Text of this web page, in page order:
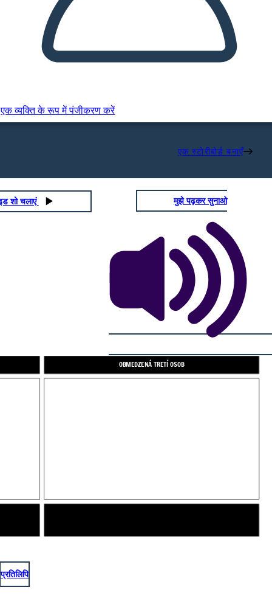
एक व्यक्ति के रूप में पंजीकरण करें
एक स्टोरीबोर्ड बनाएँ
शो चलाएं मुझे पढ़कर सुनाओ
OBMEDZENÁ TRETÍ OSOB
प्रतिलिपि